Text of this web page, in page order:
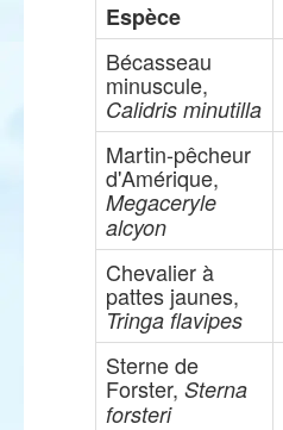
Espèce
Bécasseau
minuscule,
Calidris minutilla
Martin-pêcheur
d'Amérique,
Megaceryle
alcyon
Chevalier à
pattes jaunes,
Tringa flavipes
Sterne de
Forster, Sterna
forsteri